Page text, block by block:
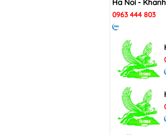
Ha Noi -
0963 444 803